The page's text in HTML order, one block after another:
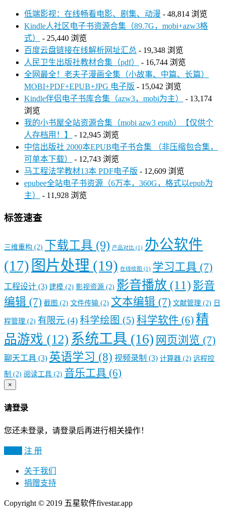
低端影视：在线畅看电影、剧集、动漫 - 48,814 浏览
Kindle人社区电子书资源合集（89.7G，mobi+azw3格
式）
- 25,440 浏览
百度云盘链接在线解析网址汇总 - 19,348 浏览
人民卫生出版社教材合集（pdf）
- 16,744 浏览
全网最全！老夫子漫画全集（小故事、中篇、长篇）
MOBI+PDF+EPUB+JPG 电子版 - 15,042 浏览
Kindle伴侣电子书库合集（azw3，mobi为主）
- 13,174
浏览
我的小书屋全站资源合集（mobi azw3 epub）【仅供个
人存档用！】
- 12,945 浏览
中信出版社 2000本EPUB电子书合集 （非压缩包合集，
可单本下载）
- 12,743 浏览
马工程法学教材13本 PDF电子版 - 12,609 浏览
epubee全站电子书资源（6万本，360G，格式以epub为
主）
- 11,928 浏览
标签速查
三维重构 (2) 下载工具 (9) 产品对比 (1) 办公软件
(17) 图片处理 (19) 在线绘图 (1) 学习工具 (7)
工程设计 (3) 建模 (2) 影视资源 (2) 影音播放 (11) 影音
编辑 (7) 截图 (2) 文件传输 (2) 文本编辑 (7) 文献管理 (2) 日
程管理 (2) 有限元 (4) 科学绘图 (5) 科学软件 (6) 精
品游戏 (12) 系统工具 (16) 网页浏览 (7)
聊天工具 (3) 英语学习 (8) 视频录制 (3) 计算器 (2) 远程控
制 (2) 阅读工具 (2) 音乐工具 (6)
×
请登录
您还未登录，请登录后再进行相关操作！
注 册
关于我们
捐赠支持
Copyright © 2019 五星软件fivestar.app